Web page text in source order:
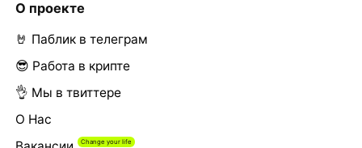
О проекте
🤘 Паблик в телеграм
😎 Работа в крипте
👌 Мы в твиттере
О Нас